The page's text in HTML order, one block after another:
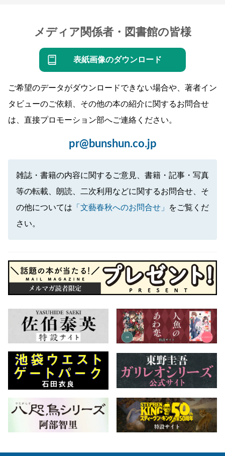
メディア関係者・図書館の皆様
表紙画像のダウンロード
ご希望のデータがダウンロードできない場合や、著者イン
タビューのご依頼、その他の本の紹介に関するお問合せ
は、直接プロモーション部へご連絡ください。
pr@bunshun.co.jp
雑誌・書籍の内容に関するご意見、書籍・記事・写真
等の転載、朗読、二次利用などに関するお問合せ、そ
の他については 「文藝春秋へのお問合せ」
をご覧くだ
さい。